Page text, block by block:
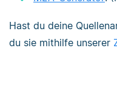
Hast du deine
du sie mithilfe unserer